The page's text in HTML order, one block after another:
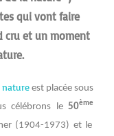
qui vont faire
cru et un moment
nature est placée sous
célébrons le 50ème
(1904-1973) et le